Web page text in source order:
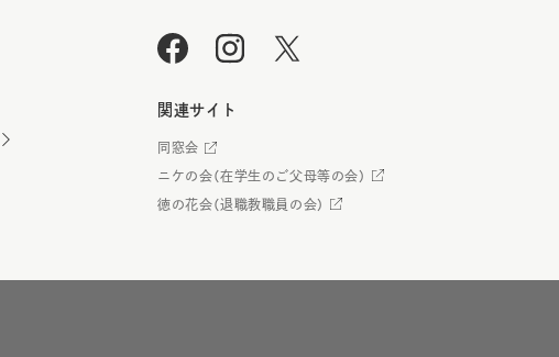
関連サイト
同窓会
ニケの会（在学生のご父母等の会）
徳の花会（退職教職員の会）